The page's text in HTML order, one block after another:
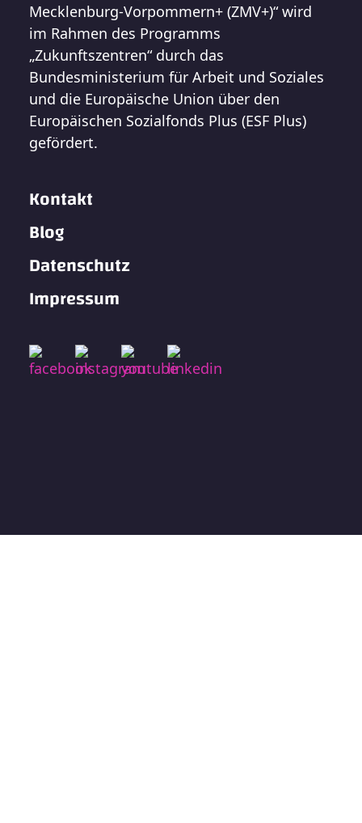
Mecklenburg-Vorpommern+ (ZMV+)“ wird
im Rahmen des Programms
„Zukunftszentren“ durch das
Bundesministerium für Arbeit und Soziales
und die Europäische Union über den
Europäischen Sozialfonds Plus (ESF Plus)
gefördert.
Kontakt
Blog
Datenschutz
Impressum